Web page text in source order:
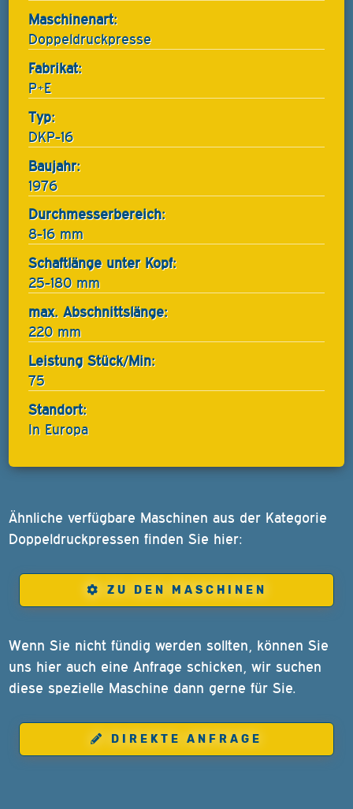
Maschinenart:
Doppeldruckpresse
Fabrikat:
P+E
Typ:
DKP-16
Baujahr:
1976
Durchmesserbereich:
8-16 mm
Schaftlänge unter Kopf:
25-180 mm
max. Abschnittslänge:
220 mm
Leistung Stück/Min:
75
Standort:
In Europa
Ähnliche verfügbare Maschinen aus der Kategorie
Doppeldruckpressen finden Sie hier:
ZU DEN MASCHINEN
Wenn Sie nicht fündig werden sollten, können Sie
uns hier auch eine Anfrage schicken, wir suchen
diese spezielle Maschine dann gerne für Sie.
DIREKTE ANFRAGE